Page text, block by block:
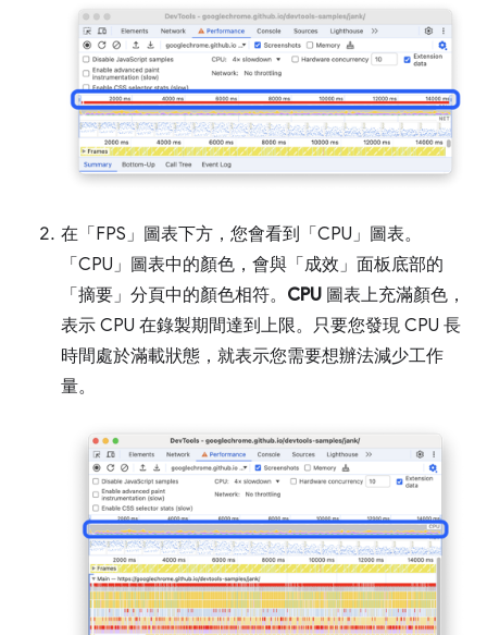
在「FPS」 圖表下方，您會看到「CPU」 圖表。
「CPU」 圖表中的顏色，會與「成效」 面板底部的
「摘要」 分頁中的顏色相符。 CPU 圖表上充滿顏色，
表示 CPU 在錄製期間達到上限。只要您發現 CPU 長
時間處於滿載狀態，就表示您需要想辦法減少工作
量。